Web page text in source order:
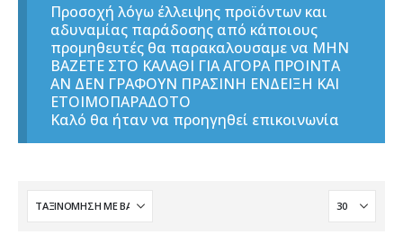
Προσοχή λόγω έλλειψης προϊόντων και
αδυναμίας παράδοσης από κάποιους
προμηθευτές θα παρακαλουσαμε να ΜΗΝ
ΒΑΖΕΤΕ ΣΤΟ ΚΑΛΑΘΙ ΓΙΑ ΑΓΟΡΑ ΠΡΟΙΝΤΑ
ΑΝ ΔΕΝ ΓΡΑΦΟΥΝ ΠΡΑΣΙΝΗ ΕΝΔΕΙΞΗ ΚΑΙ
ΕΤΟΙΜΟΠΑΡΑΔΟΤΟ
Καλό θα ήταν να προηγηθεί επικοινωνία